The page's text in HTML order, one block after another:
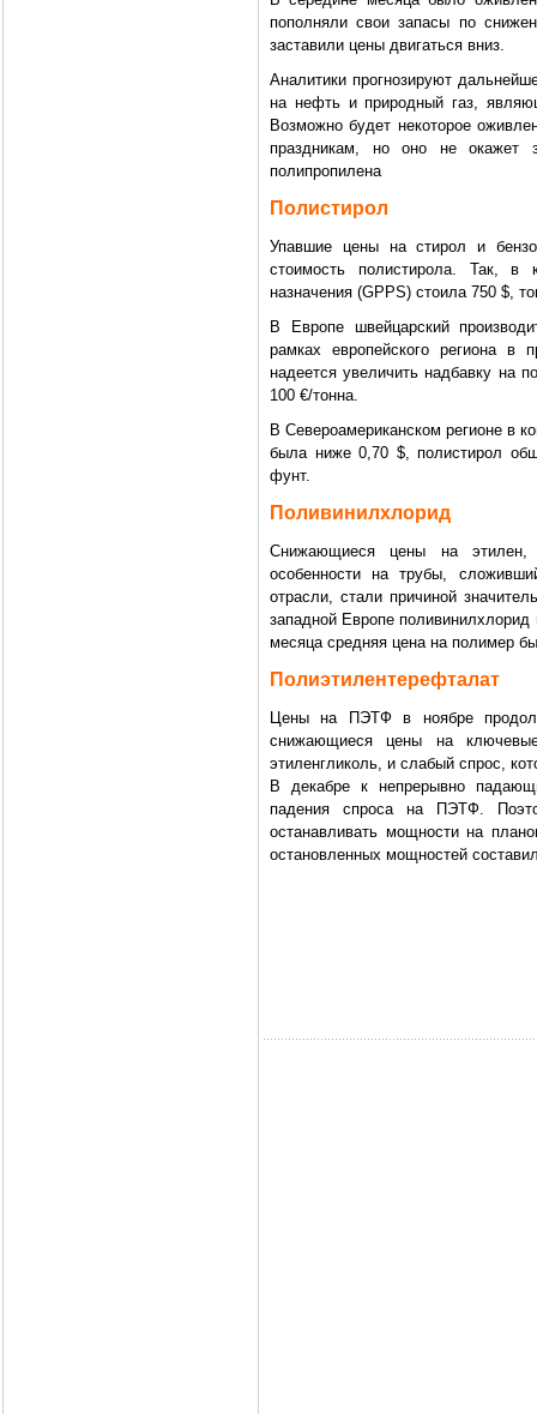
пополняли свои запасы по
заставили цены двигаться вниз.
Аналитики прогнозируют
на нефть и природный газ,
Возможно будет некоторое
праздникам, но оно не окажет
полипропилена
Полистирол
Упавшие цены на стирол и
стоимость полистирола. Так,
назначения (GPPS) стоила 750 $,
В Европе швейцарский
рамках европейского региона в
надеется увеличить надбавку на
100 €/тонна.
В Североамериканском регионе в
была ниже 0,70 $, полистирол
фунт.
Поливинилхлорид
Снижающиеся цены на этилен,
особенности на трубы,
отрасли, стали причиной
западной Европе
месяца средняя цена на полимер
Полиэтилентерефталат
Цены на ПЭТФ в ноябре
снижающиеся цены на
этиленгликоль, и слабый спрос,
В декабре к непрерывно
падения спроса на ПЭТФ.
останавливать мощности на
остановленных мощностей